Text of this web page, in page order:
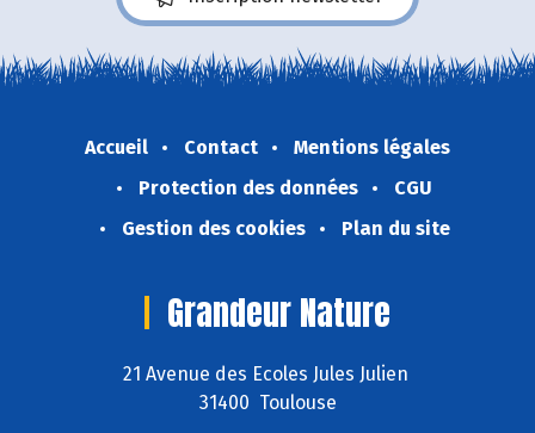
Accueil Contact
Mentions légales
Protection des données
CGU
Gestion des cookies
Plan du site
Grandeur Nature
21 Avenue des Ecoles Jules Julien
31400 Toulouse